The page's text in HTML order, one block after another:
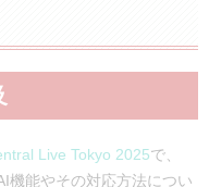
Live Tokyo 2025で、
機能やその対応方法につい